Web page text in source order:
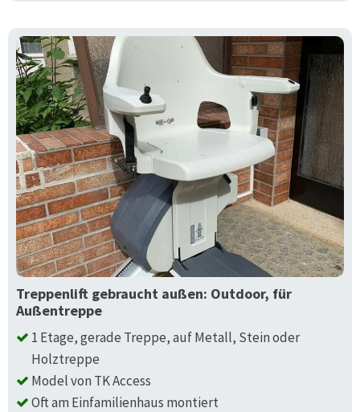
Treppenlift gebraucht außen: Outdoor, für
Außentreppe
1 Etage, gerade Treppe, auf Metall, Stein oder
Holztreppe
Model von TK Access
Oft am Einfamilienhaus montiert